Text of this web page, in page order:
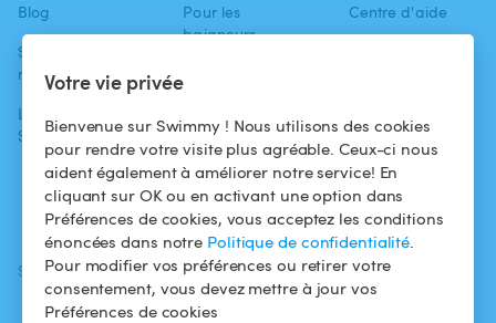
Votre vie privée
Bienvenue sur Swimmy ! Nous utilisons des cookies
pour rendre votre visite plus agréable. Ceux-ci nous
aident également à améliorer notre service! En
cliquant sur OK ou en activant une option dans
Préférences de cookies, vous acceptez les conditions
énoncées dans notre Politique de confidentialité.
Pour modifier vos préférences ou retirer votre
consentement, vous devez mettre à jour vos
Préférences de cookies
Blog
Swimmy dans les
médias
L'aventure
Swimmy
Pour les
baigneurs
Louer ma piscine
Comment ça
marche ?
Centre d'aide
confidentialité
Mentions légales
SUIVEZ-NOUS
Facebook
TÉLÉCHARGEZ L'APP